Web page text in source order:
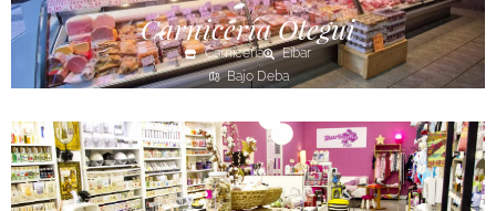
Carnicería Otegui
Carnicería
Eibar
Bajo Deba